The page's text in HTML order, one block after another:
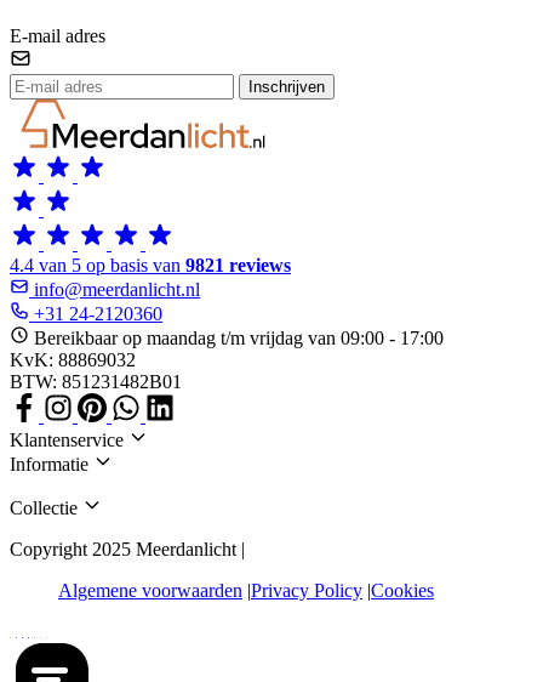
E-mail adres
Inschrijven
4.4 van 5 op basis van 9821 reviews
info@meerdanlicht.nl
+31 24-2120360
Bereikbaar op maandag t/m vrijdag van 09:00 - 17:00
KvK: 88869032
BTW: 851231482B01
Klantenservice
Informatie
Collectie
Copyright 2025 Meerdanlicht |
Algemene voorwaarden Privacy Policy Cookies